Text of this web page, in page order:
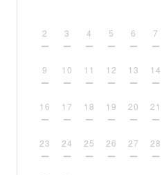
2 3 4 5 6 7
9 10 11 12 13 14
16 17 18 19 20 21
23 24 25 26 27 28